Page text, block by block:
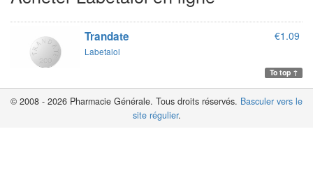
Trandate
Labetalol
€1.09
To top ↑
© 2008 - 2026 Pharmacie Générale. Tous droits réservés. Basculer vers le
site régulier.